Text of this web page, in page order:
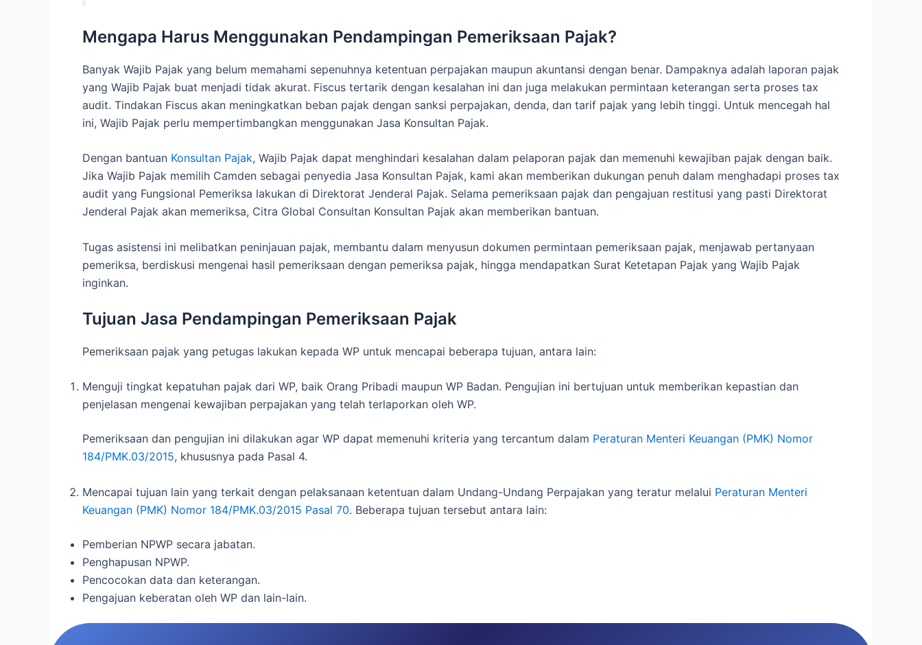
Mengapa Harus Menggunakan Pendampingan Pemeriksaan Pajak?
Banyak Wajib Pajak yang belum memahami sepenuhnya ketentuan perpajakan maupun akuntansi dengan benar. Dampaknya adalah laporan pajak
yang Wajib Pajak buat menjadi tidak akurat. Fiscus tertarik dengan kesalahan ini dan juga melakukan permintaan keterangan serta proses tax
audit. Tindakan Fiscus akan meningkatkan beban pajak dengan sanksi perpajakan, denda, dan tarif pajak yang lebih tinggi. Untuk mencegah hal
ini, Wajib Pajak perlu mempertimbangkan menggunakan Jasa Konsultan Pajak.
Dengan bantuan Konsultan Pajak, Wajib Pajak dapat menghindari kesalahan dalam pelaporan pajak dan memenuhi kewajiban pajak dengan baik.
Jika Wajib Pajak memilih Camden sebagai penyedia Jasa Konsultan Pajak, kami akan memberikan dukungan penuh dalam menghadapi proses tax
audit yang Fungsional Pemeriksa lakukan di Direktorat Jenderal Pajak. Selama pemeriksaan pajak dan pengajuan restitusi yang pasti Direktorat
Jenderal Pajak akan memeriksa, Citra Global Consultan Konsultan Pajak akan memberikan bantuan.
Tugas asistensi ini melibatkan peninjauan pajak, membantu dalam menyusun dokumen permintaan pemeriksaan pajak, menjawab pertanyaan
pemeriksa, berdiskusi mengenai hasil pemeriksaan dengan pemeriksa pajak, hingga mendapatkan Surat Ketetapan Pajak yang Wajib Pajak
inginkan.
Tujuan Jasa Pendampingan Pemeriksaan Pajak
Pemeriksaan pajak yang petugas lakukan kepada WP untuk mencapai beberapa tujuan, antara lain:
Menguji tingkat kepatuhan pajak dari WP, baik Orang Pribadi maupun WP Badan. Pengujian ini bertujuan untuk memberikan kepastian dan
penjelasan mengenai kewajiban perpajakan yang telah terlaporkan oleh WP.
Pemeriksaan dan pengujian ini dilakukan agar WP dapat memenuhi kriteria yang tercantum dalam Peraturan Menteri Keuangan (PMK) Nomor
184/PMK.03/2015, khususnya pada Pasal 4.
Mencapai tujuan lain yang terkait dengan pelaksanaan ketentuan dalam Undang-Undang Perpajakan yang teratur melalui Peraturan Menteri
Keuangan (PMK) Nomor 184/PMK.03/2015 Pasal 70. Beberapa tujuan tersebut antara lain:
Pemberian NPWP secara jabatan.
Penghapusan NPWP.
Pencocokan data dan keterangan.
Pengajuan keberatan oleh WP dan lain-lain.